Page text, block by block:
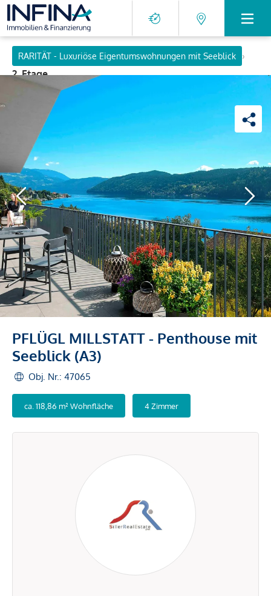
RARITÄT - Luxuriöse Eigentumswohnungen mit Seeblick
›
2. Etage
PFLÜGL MILLSTATT - Penthouse mit
Seeblick (A3)
Obj. Nr.: 47065
ca. 118,86 m² Wohnfläche 4 Zimmer